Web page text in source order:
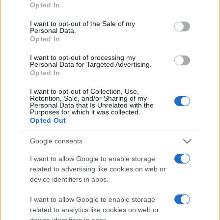
use your data for below specified purposes in below Google
consent section.
Opted In
I want to opt-out of the Sale of my
Personal Data.
Opted In
I want to opt-out of processing my
Personal Data for Targeted Advertising.
Opted In
I want to opt-out of Collection, Use,
Retention, Sale, and/or Sharing of my
Personal Data that Is Unrelated with the
Purposes for which it was collected.
Opted Out
Google consents
I want to allow Google to enable storage
related to advertising like cookies on web or
device identifiers in apps.
I want to allow Google to enable storage
related to analytics like cookies on web or